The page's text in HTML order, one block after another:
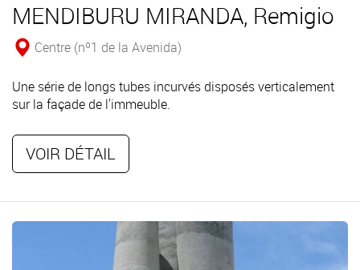
MENDIBURU MIRANDA, Remigio
Centre (nº1 de la Avenida)
Une série de longs tubes incurvés disposés verticalement
sur la façade de l'immeuble.
VOIR DÉTAIL